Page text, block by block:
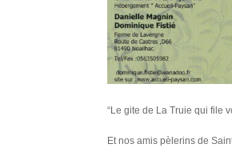
“Le gite de La Truie qui file
Et nos amis pèlerins de